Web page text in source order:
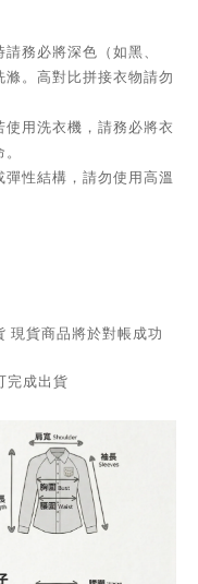
務必將深色（如黑、
。高對比拼接衣物請勿
用洗衣機，請務必將衣
性結構，請勿使用高溫
現貨商品將於對帳成功
完成出貨